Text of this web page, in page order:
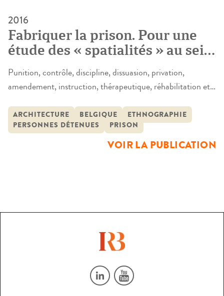
2016
Fabriquer la prison. Pour une
étude des « spatialités » au sein
de cinq prisons belges et
françaises
Punition, contrôle, discipline, dissuasion, privation,
amendement, instruction, thérapeutique, réhabilitation et
fonctions relatives à l’enfermement carcéral ne cessent de
se multiplier y compris pour s’opposer les unes aux autres.
La fabrique de la prison, des programmes de construction,
ARCHITECTURE BELGIQUE
ETHNOGRAPHIE
PERSONNES DÉTENUES
PRISON
VOIR LA PUBLICATION